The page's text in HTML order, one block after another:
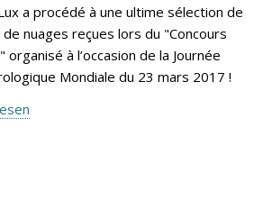
a procédé à une ultime sélection de
nuages reçues lors du "Concours
organisé à l’occasion de la Journée
Mondiale du 23 mars 2017 !